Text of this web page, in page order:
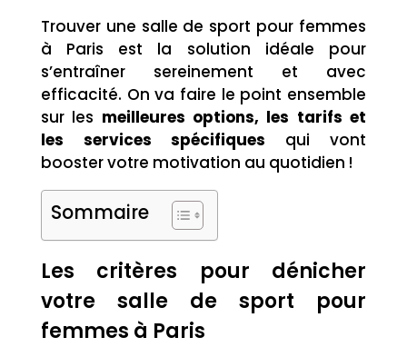
Trouver une salle de sport pour femmes
à Paris est la solution idéale pour
s’entraîner sereinement et avec
efficacité. On va faire le point ensemble
sur les meilleures options, les tarifs et
les services spécifiques qui vont
booster votre motivation au quotidien !
Sommaire
Les critères pour dénicher
votre salle de sport pour
femmes à Paris